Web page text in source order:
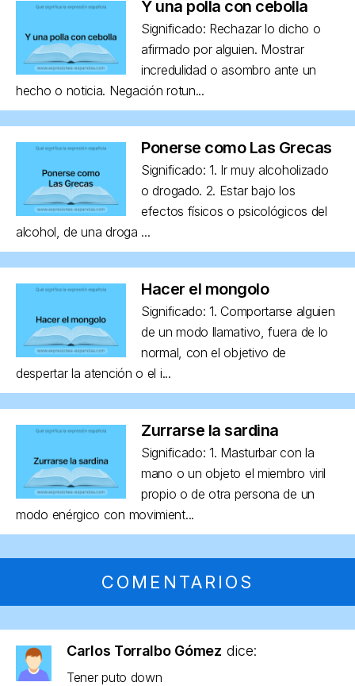
Y una polla con cebolla
Significado: Rechazar lo dicho o
afirmado por alguien. Mostrar
incredulidad o asombro ante un
hecho o noticia. Negación rotun...
Ponerse como Las Grecas
Significado: 1. Ir muy alcoholizado
o drogado. 2. Estar bajo los
efectos físicos o psicológicos del
alcohol, de una droga ...
Hacer el mongolo
Significado: 1. Comportarse alguien
de un modo llamativo, fuera de lo
normal, con el objetivo de
despertar la atención o el i...
Zurrarse la sardina
Significado: 1. Masturbar con la
mano o un objeto el miembro viril
propio o de otra persona de un
modo enérgico con movimient...
COMENTARIOS
Carlos Torralbo Gómez dice:
Tener puto down